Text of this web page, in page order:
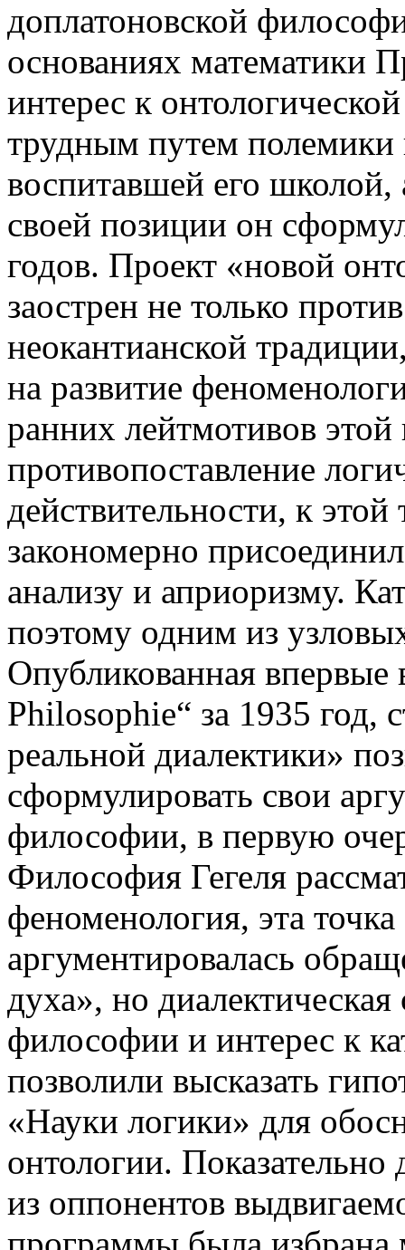
доплатоновской
основаниях математики
интерес к
трудным путем полемики
воспитавшей его
своей позиции он
годов. Проект «новой
заострен не только
неокантианской
на развитие
ранних лейтмотивов
противопоставление
действительности, к
закономерно
анализу и априоризму.
поэтому одним из
Опубликованная впервые
Philosophie“ за 1935 год,
реальной диалектики»
сформулировать свои
философии, в первую
Философия Гегеля
феноменология, эта
аргументировалась
духа», но
философии и интерес к
позволили высказать
«Науки логики» для
онтологии.
из оппонентов